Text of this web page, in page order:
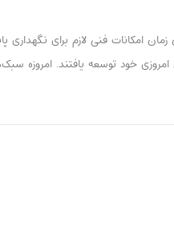
زمان امکانات فنی لازم برای